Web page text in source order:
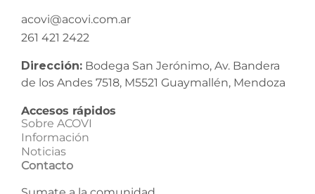
acovi@acovi.com.ar
261 421 2422
Dirección: Bodega San Jerónimo, Av. Bandera
de los Andes 7518, M5521 Guaymallén, Mendoza
Accesos rápidos
Sobre ACOVI
Información
Noticias
Contacto